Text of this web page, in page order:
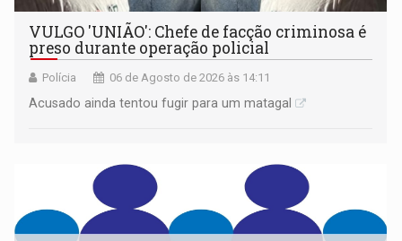
VULGO 'UNIÃO': Chefe de facção criminosa é
preso durante operação policial
Polícia 06 de Agosto de 2026 às 14:11
Acusado ainda tentou fugir para um matagal